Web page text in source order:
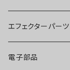
ファズ
プリアンプ
ディストーション
ファズ
オーバードライブ
ディストーション
オーバードライブ
ディストーション
エフェクターパーツ
スイッチ
電子部品